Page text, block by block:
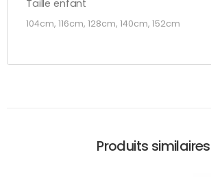
Taille enfant
104cm, 116cm, 128cm, 140cm, 152cm
Produits similaires